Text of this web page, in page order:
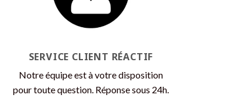
SERVICE CLIENT RÉACTIF
Notre équipe est à votre disposition
pour toute question. Réponse sous 24h.